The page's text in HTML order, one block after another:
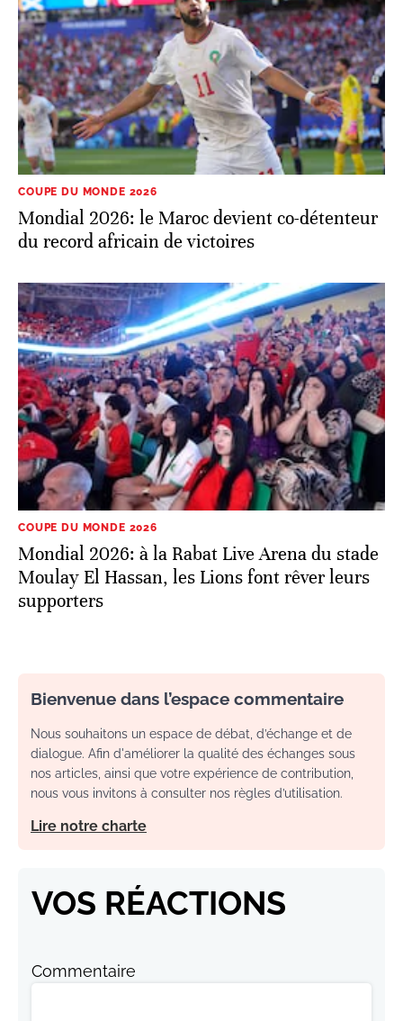
COUPE DU MONDE 2026
Mondial 2026: le Maroc devient co-détenteur
du record africain de victoires
COUPE DU MONDE 2026
Mondial 2026: à la Rabat Live Arena du stade
Moulay El Hassan, les Lions font rêver leurs
supporters
Bienvenue dans l’espace commentaire
Nous souhaitons un espace de débat, d’échange et de
dialogue. Afin d'améliorer la qualité des échanges sous
nos articles, ainsi que votre expérience de contribution,
nous vous invitons à consulter nos règles d’utilisation.
Lire notre charte
VOS RÉACTIONS
Commentaire